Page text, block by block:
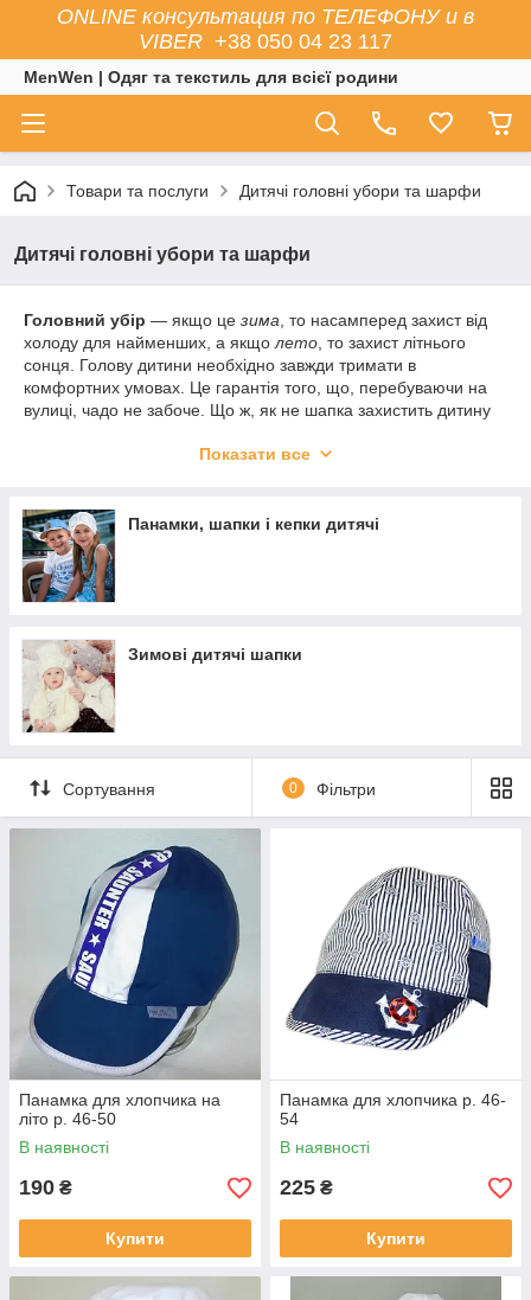
ONLINE консультация по ТЕЛЕФОНУ и в
VIBER +38 050 04 23 117
MenWen | Одяг та текстиль для всієї родини
Товари та послуги Дитячі головні убори та шарфи
Дитячі головні убори та шарфи
Головний убір — якщо це зима , то насамперед захист від
холоду для найменших, а якщо лето , то захист літнього
сонця. Голову дитини необхідно завжди тримати в
комфортних умовах. Це гарантія того, що, перебуваючи на
вулиці, чадо не забоче. Що ж, як не шапка захистить дитину
просто незамінний не тільки в зимовий мороз, але й у період
щільністю, а також наявністю утеплення.
Різноманіття представлених тут моделей підібране з
урахуванням статі дитини, віку та сезону, коли
передбачається носити головний убір.
Зимові шапки вушанки.
Трикотажні шапки.
Легкі косинки та бандани для використання влітку.
Панамки та капелюшки для юних леді.
Крім того, у цьому розділі є можливість закупити дитячі
шапки разом із шарфами та хомутами. Можна підібрати
на сайті є комплекти, що складаються з шапки та хомута. Такі
набори будуть мати попит у батьків, які прагнуть одягати
своїх непосид зі смаком.
Показати все
Панамки, шапки і кепки дитячі
Зимові дитячі шапки
Сортування 0 Фільтри
Панамка для хлопчика на
літо р. 46-50
В наявності
190 ₴
Купити
Панамка для хлопчика р. 46-
54
В наявності
225 ₴
Купити